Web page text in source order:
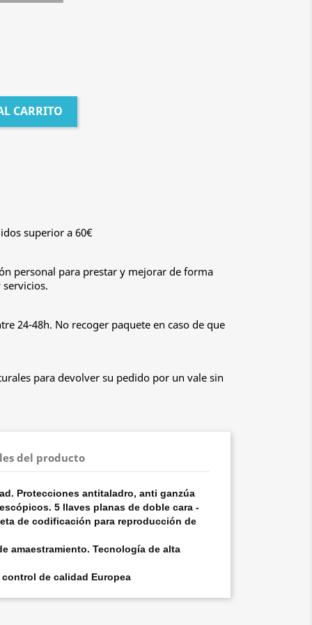
CARRITO
superior a 60€
personal para prestar y mejorar de forma
24-48h. No recoger paquete en caso de que
para devolver su pedido por un vale sin
del producto
Protecciones antitaladro, anti ganzúa
5 llaves planas de doble cara -
de codificación para reproducción de
amaestramiento. Tecnología de alta
de calidad Europea